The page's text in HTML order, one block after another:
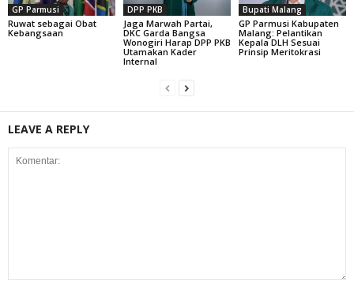
GP Parmusi
Ruwat sebagai Obat
Kebangsaan
DPP PKB
Jaga Marwah Partai,
DKC Garda Bangsa
Wonogiri Harap DPP PKB
Utamakan Kader
Internal
Bupati Malang
GP Parmusi Kabupaten
Malang: Pelantikan
Kepala DLH Sesuai
Prinsip Meritokrasi
LEAVE A REPLY